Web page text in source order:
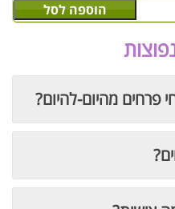
הוספה לסל
מהיום-להיום?